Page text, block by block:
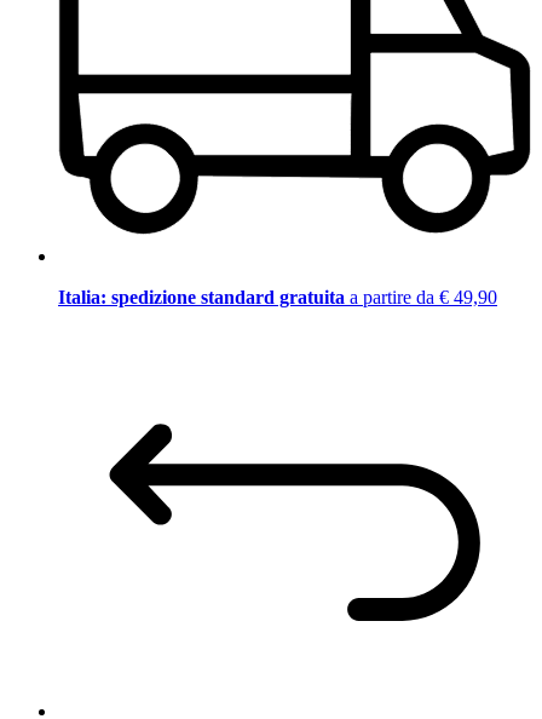
Italia: spedizione standard gratuita a partire da € 49,90